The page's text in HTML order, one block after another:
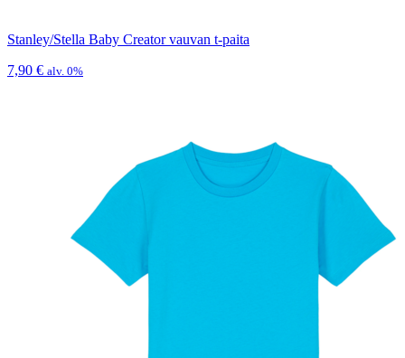
Stanley/Stella Baby Creator vauvan t-paita
7,90 € alv. 0%